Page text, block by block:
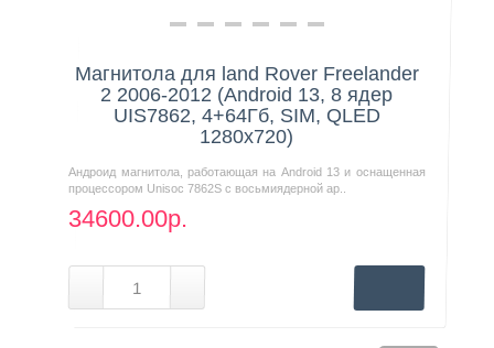
Магнитола для land Rover Freelander
2 2006-2012 (Android 13, 8 ядер
UIS7862, 4+64Гб, SIM, QLED
1280x720)
Андроид магнитола, работающая на Android 13 и оснащенная
процессором Unisoc 7862S с восьмиядерной ар..
34600.00р.